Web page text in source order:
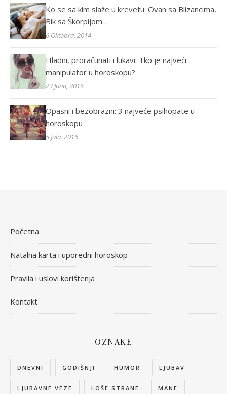
Ko se sa kim slaže u krevetu: Ovan sa Blizancima,
Bik sa Škorpijom…
6 Oktobra, 2014
Hladni, proračunati i lukavi: Tko je najveći
manipulator u horoskopu?
23 Juna, 2016
Opasni i bezobrazni: 3 najveće psihopate u
horoskopu
5 Jula, 2016
Početna
Natalna karta i uporedni horoskop
Pravila i uslovi korištenja
Kontakt
OZNAKE
DNEVNI GODIŠNJI HUMOR LJUBAV
LJUBAVNE VEZE LOŠE STRANE MANE